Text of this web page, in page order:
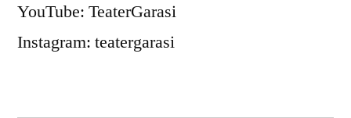
YouTube: TeaterGarasi
Instagram: teatergarasi